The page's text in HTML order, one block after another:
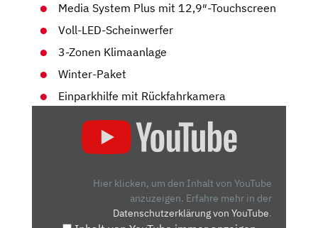
Media System Plus mit 12,9″-Touchscreen
Voll-LED-Scheinwerfer
3-Zonen Klimaanlage
Winter-Paket
Einparkhilfe mit Rückfahrkamera
FACELIFT:
Hier klicken, um den Inhalt von YouTube
anzuzeigen. Erfahre mehr in der
Datenschutzerklärung von YouTube.